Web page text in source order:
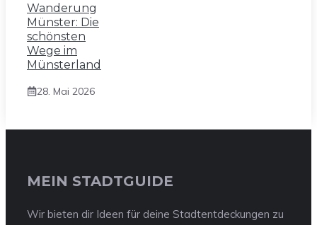
Wanderung
Münster: Die
schönsten
Wege im
Münsterland
28. Mai 2026
MEIN STADTGUIDE
Wir bieten dir Ideen für deine Stadtentdeckungen zu